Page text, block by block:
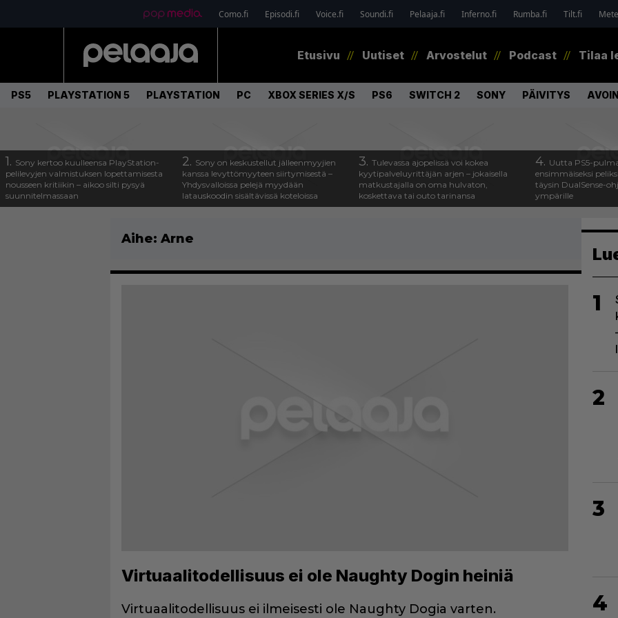
Como.fi Episodi.fi Voice.fi Soundi.fi Pelaaja.fi Inferno.fi Rumba.fi Tilt.fi
Etusivu Uutiset Arvostelut Podcast Tilaa
PS5 PLAYSTATION 5 PLAYSTATION PC XBOX SERIES X/S PS6 SWITCH 2 SONY PÄIVITYS
1. Sony kertoo kuulleensa PlayStation-
pelilevyjen valmistuksen lopettamisesta
nousseen kritiikin – aikoo silti pysyä
suunnitelmassaan
2. Sony on keskustellut jälleenmyyjien
kanssa levyttömyyteen siirtymisestä –
Yhdysvalloissa pelejä myydään
latauskoodin sisältävissä koteloissa
3. Tulevassa ajopelissä voi kokea
kyytipalveluyrittäjän arjen – jokaisella
matkustajalla on oma hulvaton,
koskettava tai outo tarinansa
4. Uutta PS5-
ensimmäiseksi
täysin DualSense-
ympärille
Aihe: Arne
Virtuaalitodellisuus ei ole Naughty Dogin heiniä
Virtuaalitodellisuus ei ilmeisesti ole Naughty Dogia varten.
1
2
3
4